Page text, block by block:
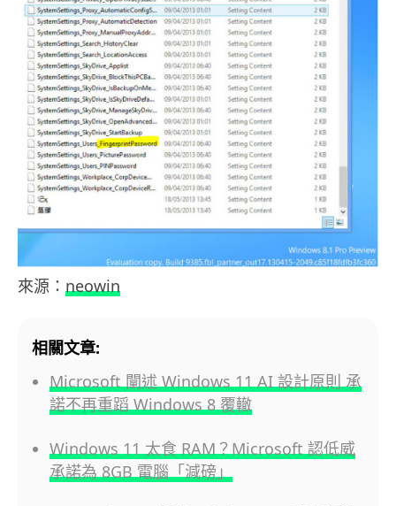
來源： neowin
相關文章:
Microsoft 闡述 Windows 11 AI 設計原則 承
諾不再重蹈 Windows 8 覆轍
Windows 11 太食 RAM？Microsoft 認低威
承諾為 8GB 電腦「減磅」